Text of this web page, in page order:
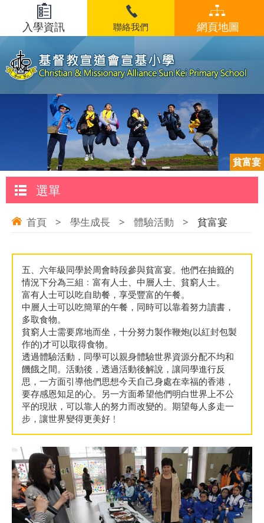
入學資訊 聯絡我們 網頁地圖
貧富宴
選單
首頁 > 學生成長 > 體驗活動 > 貧富宴
五、六年級同學於周會時段參與貧富宴。他們在抽籤的
情況下分為三組﹕富有人士、中層人士、貧窮人士。
富有人士可以吃自助餐，享受豐富的午餐。
中層人士可以吃簡單的午餐，同時可以靠着努力讀書，
多取食物。
貧窮人士需要席地而坐，十分努力製作鞭炮(以紅封包製
作的)才可以取得食物。
透過體驗活動，同學可以親身體驗世界資源分配不均和
饑餓之間。活動後，透過活動後解說，讓同學進行反
思，一方面引導他們思想今天自己身處在幸福的香港，
要存感恩知足的心。另一方面希望他們明白世界上不公
平的現狀，可以靠人的努力而改變的。期望每人多走一
步，讓世界變得更美好﹗